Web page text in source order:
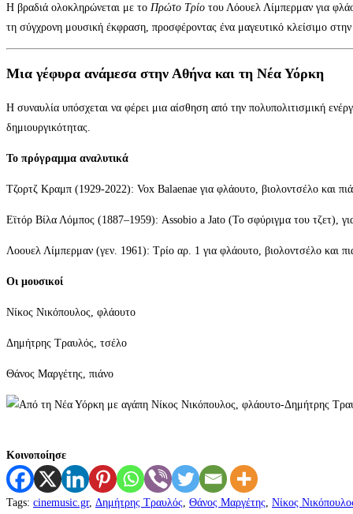
Η βραδιά ολοκληρώνεται με το Πρώτο Τρίο του Λόουελ Λίμπερμαν για
τη σύγχρονη μουσική έκφραση, προσφέροντας ένα μαγευτικό κλείσιμο στην
Μια γέφυρα ανάμεσα στην Αθήνα και τη Νέα Υόρκη
Η συναυλία υπόσχεται να φέρει μια αίσθηση από την πολυπολιτισμική
δημιουργικότητας.
Το πρόγραμμα αναλυτικά
Τζορτζ Κραμπ (1929-2022): Vox Balaenae για φλάουτο, βιολοντσέλο και
Εϊτόρ Βίλα Λόμπος (1887–1959): Assobio a Jato (Το σφύριγμα του τζετ),
Λοουελ Λίμπερμαν (γεν. 1961): Τρίο αρ. 1 για φλάουτο, βιολοντσέλο και
Οι μουσικοί
Νίκος Νικόπουλος, φλάουτο
Δημήτρης Τραυλός, τσέλο
Θάνος Μαργέτης, πιάνο
Κοινοποίησε
Tags: cinemusic.gr, Δημήτρης Τραυλός Θάνος Μαργέτης Νίκος